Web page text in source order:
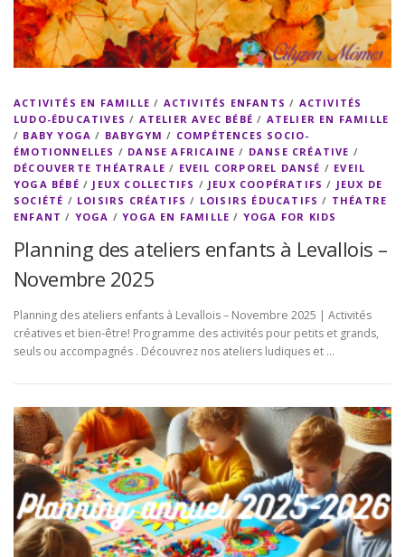
ACTIVITÉS EN FAMILLE / ACTIVITÉS ENFANTS / ACTIVITÉS
LUDO-ÉDUCATIVES / ATELIER AVEC BÉBÉ / ATELIER EN FAMILLE
/ BABY YOGA / BABYGYM / COMPÉTENCES SOCIO-
ÉMOTIONNELLES / DANSE AFRICAINE / DANSE CRÉATIVE /
DÉCOUVERTE THÉATRALE / EVEIL CORPOREL DANSÉ / EVEIL
YOGA BÉBÉ / JEUX COLLECTIFS / JEUX COOPÉRATIFS / JEUX DE
SOCIÉTÉ / LOISIRS CRÉATIFS / LOISIRS ÉDUCATIFS / THÉATRE
ENFANT / YOGA /YOGA EN FAMILLE / YOGA FOR KIDS
Planning des ateliers enfants à Levallois –
Novembre 2025
Planning des ateliers enfants à Levallois – Novembre 2025 | Activités
créatives et bien-être! Programme des activités pour petits et grands,
seuls ou accompagnés . Découvrez nos ateliers ludiques et …